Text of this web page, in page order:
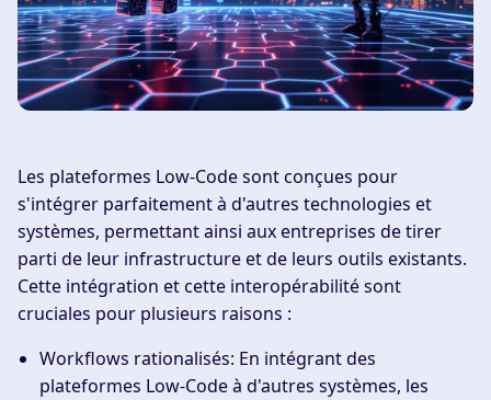
Les plateformes Low-Code sont conçues pour
s'intégrer parfaitement à d'autres technologies et
systèmes, permettant ainsi aux entreprises de tirer
parti de leur infrastructure et de leurs outils existants.
Cette intégration et cette interopérabilité sont
cruciales pour plusieurs raisons :
Workflows rationalisés: En intégrant des
plateformes Low-Code à d'autres systèmes, les